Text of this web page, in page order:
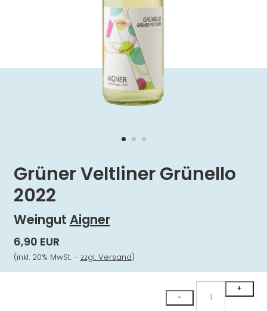
Grüner Veltliner Grünello
2022
Weingut Aigner
6,90 EUR
(inkl. 20% MwSt. - zzgl. Versand)
-
Veltliner
+